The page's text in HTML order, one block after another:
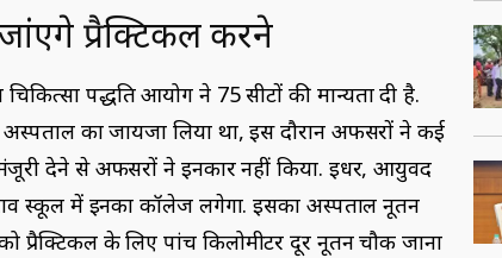
प्रैक्टिकल करने
पद्धति आयोग ने 75 सीटों की मान्यता दी है.
का जायजा लिया था, इस दौरान अफसरों ने कई
देने से अफसरों ने इनकार नहीं किया. इधर, आयुर्वेद
स्कूल में इनका कॉलेज लगेगा. इसका अस्पताल नूतन
प्रैक्टिकल के लिए पांच किलोमीटर दूर नूतन चौक जाना